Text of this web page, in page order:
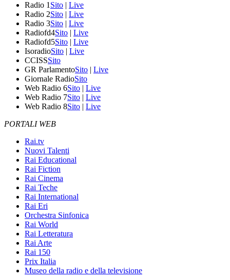
Radio 1 Sito | Live
Radio 2Sito | Live
Radio 3Sito | Live
Radiofd4Sito | Live
Radiofd5Sito | Live
IsoradioSito | Live
CCISSSito
GR ParlamentoSito | Live
Giornale RadioSito
Web Radio 6Sito | Live
Web Radio 7Sito | Live
Web Radio 8Sito | Live
PORTALI WEB
Rai.tv
Nuovi Talenti
Rai Educational
Rai Fiction
Rai Cinema
Rai Teche
Rai International
Rai Eri
Orchestra Sinfonica
Rai World
Rai Letteratura
Rai Arte
Rai 150
Prix Italia
Museo della radio e della televisione